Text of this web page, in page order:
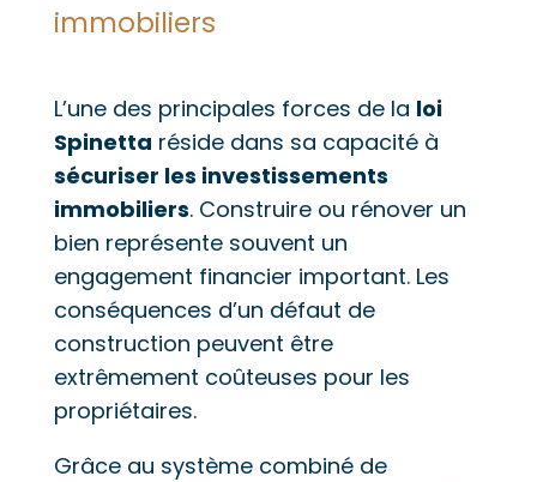
immobiliers
L’une des principales forces de la loi
Spinetta réside dans sa capacité à
sécuriser les investissements
immobiliers. Construire ou rénover un
bien représente souvent un
engagement financier important. Les
conséquences d’un défaut de
construction peuvent être
extrêmement coûteuses pour les
propriétaires.
Grâce au système combiné de